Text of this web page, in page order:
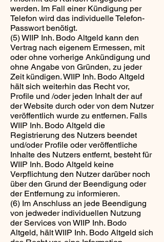
werden. Im Fall einer Kündigung per
Telefon wird das individuelle Telefon-
Passwort benötigt.
(5) WIIP Inh. Bodo Altgeld kann den
Vertrag nach eigenem Ermessen, mit
oder ohne vorherige Ankündigung und
ohne Angabe von Gründen, zu jeder
Zeit kündigen. WIIP Inh. Bodo Altgeld
hält sich weiterhin das Recht vor,
Profile und /oder jeden Inhalt der auf
der Website durch oder von dem Nutzer
veröffentlich wurde zu entfernen. Falls
WIIP Inh. Bodo Altgeld die
Registrierung des Nutzers beendet
und/oder Profile oder veröffentliche
Inhalte des Nutzers entfernt, besteht für
WIIP Inh. Bodo Altgeld keine
Verpflichtung den Nutzer darüber noch
über den Grund der Beendigung oder
der Entfernung zu informieren.
(6) Im Anschluss an jede Beendigung
von jedweder individuellen Nutzung
der Services von WIIP Inh. Bodo
Altgeld, hält WIIP Inh. Bodo Altgeld sich